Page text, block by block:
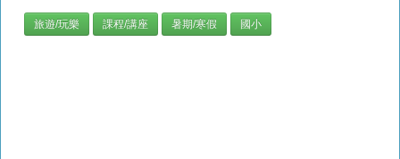
旅遊/玩樂 課程/講座 暑期/寒假 國小